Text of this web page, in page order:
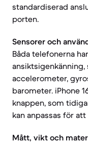
standardiserad
porten.
Sensorer och
Båda telefonerna
accelerometer,
barometer. iPhone
knappen, som
kan anpassas för
Mått, vikt och